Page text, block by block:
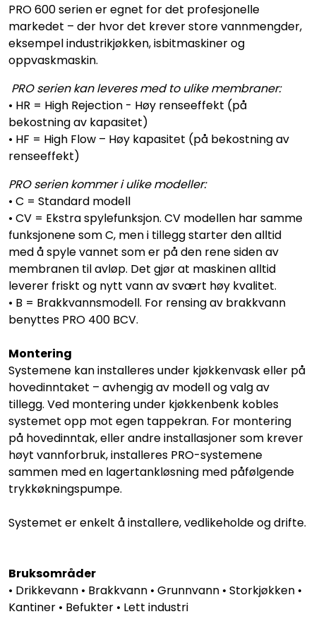
PRO 600 serien er egnet for det profesjonelle
markedet – der hvor det krever store vannmengder,
eksempel industrikjøkken, isbitmaskiner og
oppvaskmaskin.
PRO serien kan leveres med to ulike membraner:
• HR = High Rejection - Høy renseeffekt (på
bekostning av kapasitet)
• HF = High Flow – Høy kapasitet (på bekostning av
renseeffekt)
PRO serien kommer i ulike modeller:
• C = Standard modell
• CV = Ekstra spylefunksjon. CV modellen har samme
funksjonene som C, men i tillegg starter den alltid
med å spyle vannet som er på den rene siden av
membranen til avløp. Det gjør at maskinen alltid
leverer friskt og nytt vann av svært høy kvalitet.
• B = Brakkvannsmodell. For rensing av brakkvann
benyttes PRO 400 BCV.
Montering
Systemene kan installeres under kjøkkenvask eller på
hovedinntaket – avhengig av modell og valg av
tillegg. Ved montering under kjøkkenbenk kobles
systemet opp mot egen tappekran. For montering
på hovedinntak, eller andre installasjoner som krever
høyt vannforbruk, installeres PRO-systemene
sammen med en lagertankløsning med påfølgende
trykkøkningspumpe.
Systemet er enkelt å installere, vedlikeholde og drifte.
Bruksområder
• Drikkevann • Brakkvann • Grunnvann • Storkjøkken •
Kantiner • Befukter • Lett industri